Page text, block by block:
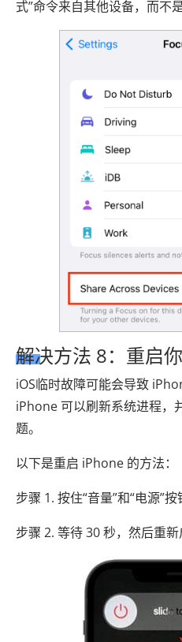
式”命令来自其他设备，而不
解决方法 8：重启
iOS临时故障可能会导致
iPhone 可以刷新系统进程，
题。
以下是重启 iPhone 的方法：
步骤 1. 按住“音量”和“电源”
步骤 2. 等待 30 秒，然后重新